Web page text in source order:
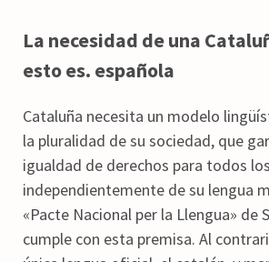
La necesidad de una
esto es. española
Cataluña necesita un modelo
la pluralidad de su sociedad, que
igualdad de derechos para todos
independientemente de su lengua
«Pacte Nacional per la Llengua» de
cumple con esta premisa. Al